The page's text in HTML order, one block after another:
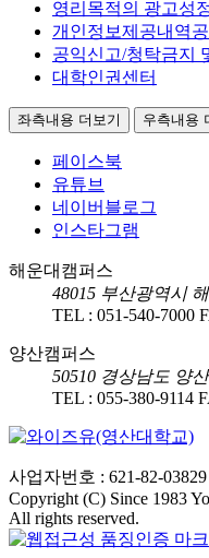
영리목적의 광고성
개인정보제공내역공
공익신고/청탁금지
대학인권센터
좌측내용 더보기 우측내용
페이스북
유튜브
네이버블로그
인스타그램
해운대캠퍼스
48015 부산광역시
TEL : 051-540-7000
양산캠퍼스
50510 경상남도 양
TEL : 055-380-9114
사업자번호 : 621-82-03829
Copyright (C) Since 1983
All rights reserved.